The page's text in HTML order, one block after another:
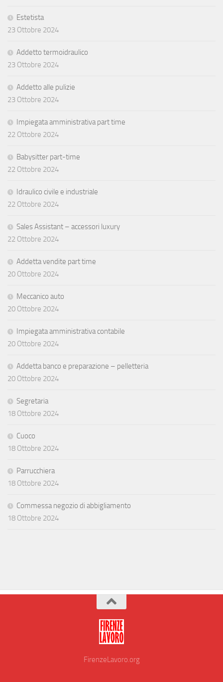
Estetista
23 Ottobre 2024
Addetto termoidraulico
23 Ottobre 2024
Addetto alle pulizie
23 Ottobre 2024
Impiegata amministrativa part time
22 Ottobre 2024
Babysitter part-time
22 Ottobre 2024
Idraulico civile e industriale
22 Ottobre 2024
Sales Assistant – accessori luxury
22 Ottobre 2024
Addetta vendite part time
20 Ottobre 2024
Meccanico auto
20 Ottobre 2024
Impiegata amministrativa contabile
20 Ottobre 2024
Addetta banco e preparazione – pelletteria
20 Ottobre 2024
Segretaria
18 Ottobre 2024
Cuoco
18 Ottobre 2024
Parrucchiera
18 Ottobre 2024
Commessa negozio di abbigliamento
18 Ottobre 2024
FirenzeLavoro.org